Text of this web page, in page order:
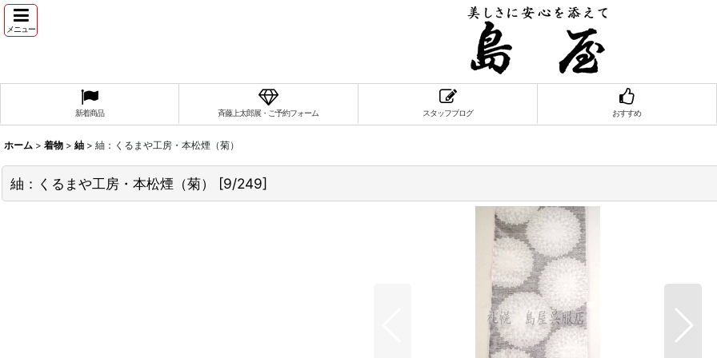
メニュー
新着商品 斉藤上太郎展・ご予約フォーム スタッフブログ おすすめ
ホーム > 着物 > 紬 > 紬：くるまや工房・本松煙（菊）
紬：くるまや工房・本松煙（菊） [9/249]